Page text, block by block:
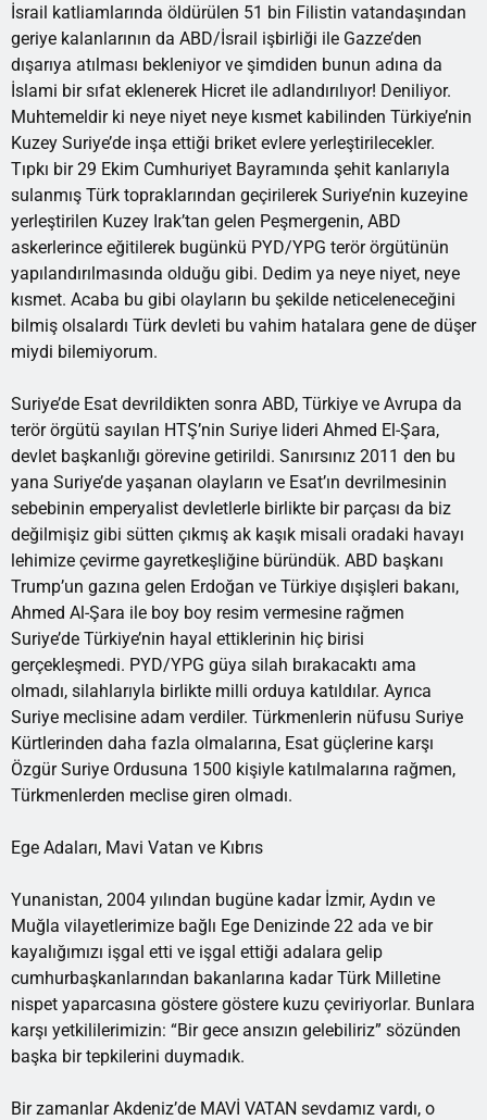
İsrail katliamlarında öldürülen 51 bin Filistin vatandaşından
geriye kalanlarının da ABD/İsrail işbirliği ile Gazze’den
dışarıya atılması bekleniyor ve şimdiden bunun adına da
İslami bir sıfat eklenerek Hicret ile adlandırılıyor! Deniliyor.
Muhtemeldir ki neye niyet neye kısmet kabilinden Türkiye’nin
Kuzey Suriye’de inşa ettiği briket evlere yerleştirilecekler.
Tıpkı bir 29 Ekim Cumhuriyet Bayramında şehit kanlarıyla
sulanmış Türk topraklarından geçirilerek Suriye’nin kuzeyine
yerleştirilen Kuzey Irak’tan gelen Peşmergenin, ABD
askerlerince eğitilerek bugünkü PYD/YPG terör örgütünün
yapılandırılmasında olduğu gibi. Dedim ya neye niyet, neye
kısmet. Acaba bu gibi olayların bu şekilde neticeleneceğini
bilmiş olsalardı Türk devleti bu vahim hatalara gene de düşer
miydi bilemiyorum.
Suriye’de Esat devrildikten sonra ABD, Türkiye ve Avrupa da
terör örgütü sayılan HTŞ’nin Suriye lideri Ahmed El-Şara,
devlet başkanlığı görevine getirildi. Sanırsınız 2011 den bu
yana Suriye’de yaşanan olayların ve Esat’ın devrilmesinin
sebebinin emperyalist devletlerle birlikte bir parçası da biz
değilmişiz gibi sütten çıkmış ak kaşık misali oradaki havayı
lehimize çevirme gayretkeşliğine büründük. ABD başkanı
Trump’un gazına gelen Erdoğan ve Türkiye dışişleri bakanı,
Ahmed Al-Şara ile boy boy resim vermesine rağmen
Suriye’de Türkiye’nin hayal ettiklerinin hiç birisi
gerçekleşmedi. PYD/YPG güya silah bırakacaktı ama
olmadı, silahlarıyla birlikte milli orduya katıldılar. Ayrıca
Suriye meclisine adam verdiler. Türkmenlerin nüfusu Suriye
Kürtlerinden daha fazla olmalarına, Esat güçlerine karşı
Özgür Suriye Ordusuna 1500 kişiyle katılmalarına rağmen,
Türkmenlerden meclise giren olmadı.
Ege Adaları, Mavi Vatan ve Kıbrıs
Yunanistan, 2004 yılından bugüne kadar İzmir, Aydın ve
Muğla vilayetlerimize bağlı Ege Denizinde 22 ada ve bir
kayalığımızı işgal etti ve işgal ettiği adalara gelip
cumhurbaşkanlarından bakanlarına kadar Türk Milletine
nispet yaparcasına göstere göstere kuzu çeviriyorlar. Bunlara
karşı yetkililerimizin: “Bir gece ansızın gelebiliriz” sözünden
başka bir tepkilerini duymadık.
Bir zamanlar Akdeniz’de MAVİ VATAN sevdamız vardı, o